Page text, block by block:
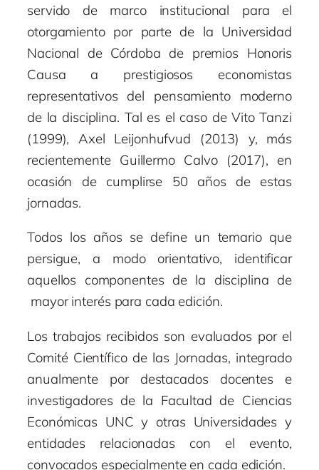
servido de marco institucional para el
otorgamiento por parte de la Universidad
Nacional de Córdoba de premios Honoris
Causa a prestigiosos economistas
representativos del pensamiento moderno
de la disciplina. Tal es el caso de Vito Tanzi
(1999), Axel Leijonhufvud (2013) y, más
recientemente Guillermo Calvo (2017), en
ocasión de cumplirse 50 años de estas
jornadas.
Todos los años se define un temario que
persigue, a modo orientativo, identificar
aquellos componentes de la disciplina de
mayor interés para cada edición.
Los trabajos recibidos son evaluados por el
Comité Científico de las Jornadas, integrado
anualmente por destacados docentes e
investigadores de la Facultad de Ciencias
Económicas UNC y otras Universidades y
entidades relacionadas con el evento,
convocados especialmente en cada edición.